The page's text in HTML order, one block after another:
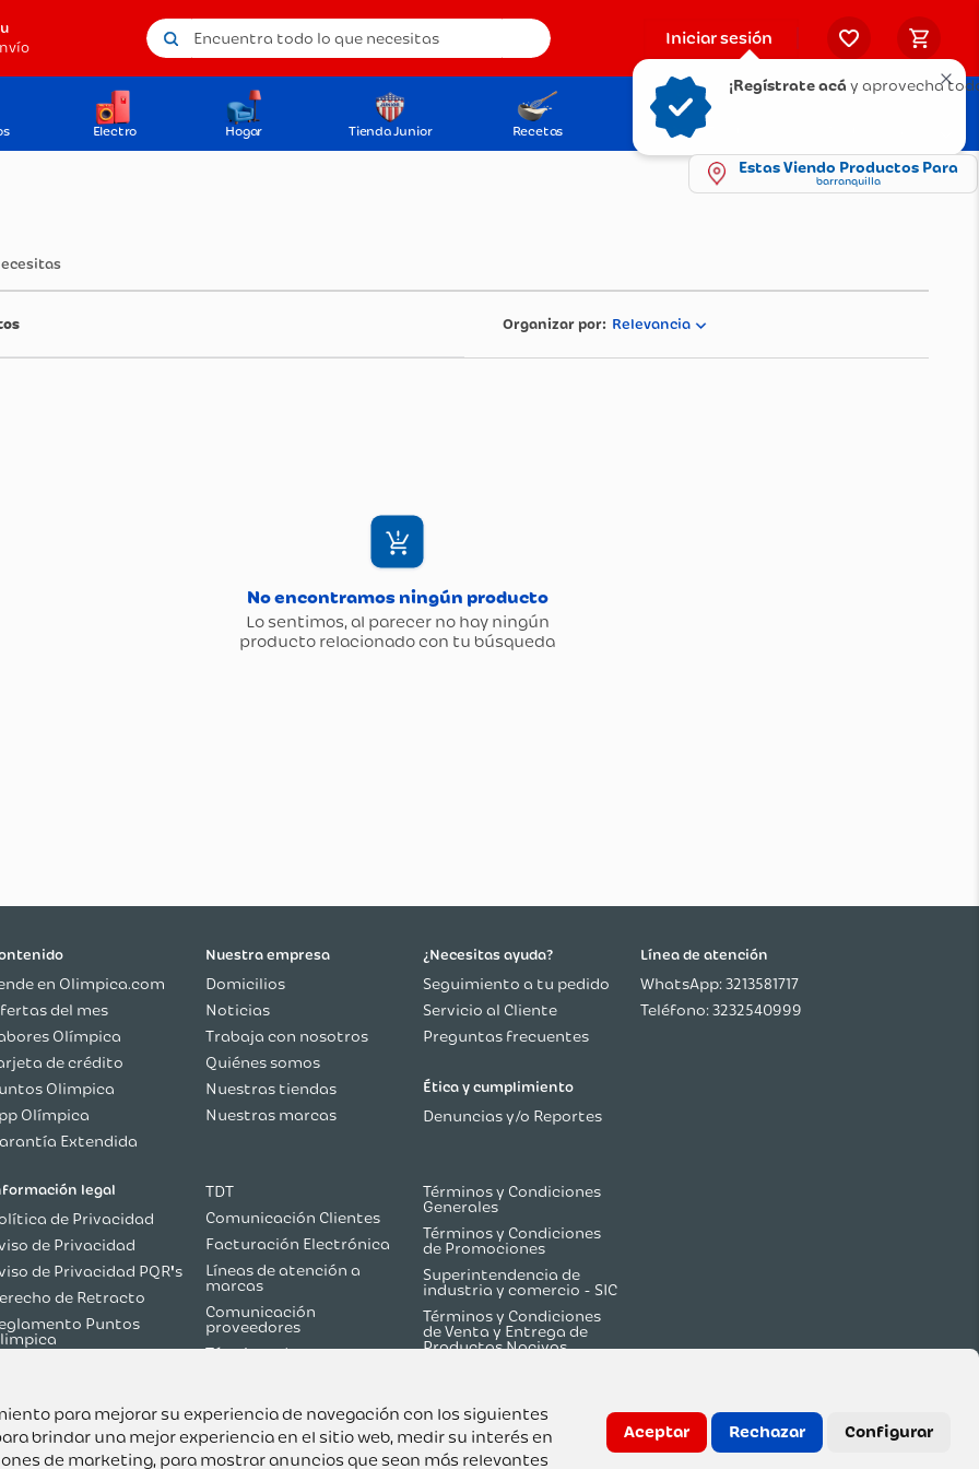
para mejorar su experiencia de navegación con los siguientes
brindar una mejor experiencia en el sitio web, medir su interés en
de marketing, para mostrar anuncios que sean más relevantes
Aceptar Rechazar Configurar
Encuentra todo lo que necesitas
Iniciar sesión
Electro Hogar Tienda Junior Recetas Solicita tu Tarjeta
¡Regístrate acá y aprovecha
Estas Viendo Productos Para
barranquilla
Relevancia
en Olimpica.com
del mes
Olímpica
de crédito
Olimpica
Olímpica
Extendida
Nuestra empresa
Domicilios
Noticias
Trabaja con nosotros
Quiénes somos
Nuestras tiendas
Nuestras marcas
¿Necesitas ayuda?
Seguimiento a tu pedido
Servicio al Cliente
Preguntas frecuentes
Ética y cumplimiento
Denuncias y/o Reportes
Línea de atención
WhatsApp: 3213581717
Teléfono: 3232540999
legal
de Privacidad
de Privacidad
de Privacidad PQR's
de Retracto
Puntos
sobre TDT
TDT
Comunicación Clientes
Facturación Electrónica
Líneas de atención a
marcas
Comunicación
proveedores
Términos de
Flash Olímpica
Términos y Condiciones
Generales
Términos y Condiciones
de Promociones
Superintendencia de
industria y comercio - SIC
Términos y Condiciones
de Venta y Entrega de
Productos Nocivos